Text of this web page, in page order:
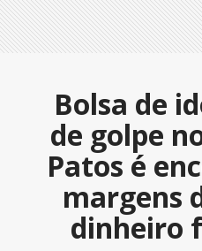
Bolsa de
de golpe
Patos é
margens
dinheiro